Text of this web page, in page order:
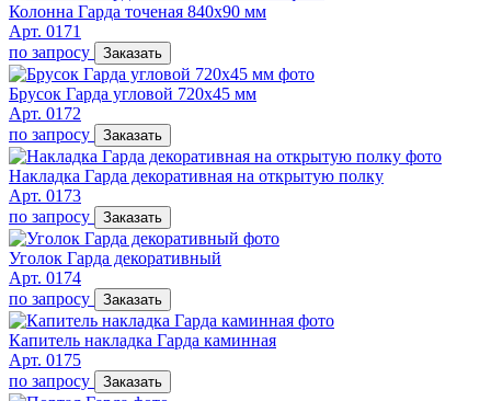
Колонна Гарда точеная 840х90 мм
Арт. 0171
по запросу
Заказать
Брусок Гарда угловой 720х45 мм
Арт. 0172
по запросу
Заказать
Накладка Гарда декоративная на открытую полку
Арт. 0173
по запросу
Заказать
Уголок Гарда декоративный
Арт. 0174
по запросу
Заказать
Капитель накладка Гарда каминная
Арт. 0175
по запросу
Заказать